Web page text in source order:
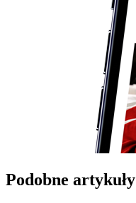
Podobne artykuły